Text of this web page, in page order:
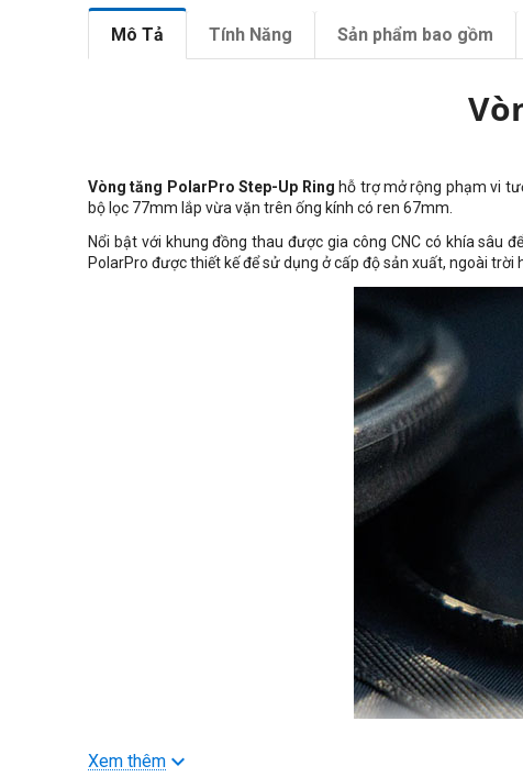
Mô Tả Tính Năng Sản phẩm bao gồm
Vòng tăng PolarPro Step-Up Ring hỗ trợ mở rộng phạm vi
bộ lọc 77mm lắp vừa vặn trên ống kính có ren 67mm.
Nổi bật với khung đồng thau được gia công CNC có khía sâu
PolarPro được thiết kế để sử dụng ở cấp độ sản xuất, ngoài trời
>>> Xem thêm
Xem thêm